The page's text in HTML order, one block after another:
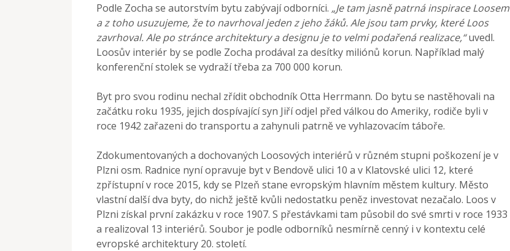
Podle Zocha se autorstvím bytu zabývají odborníci. „Je tam jasně patrná inspirace Loosem
a z toho usuzujeme, že to navrhoval jeden z jeho žáků. Ale jsou tam prvky, které Loos
zavrhoval. Ale po stránce architektury a designu je to velmi podařená realizace,“uvedl.
Loosův interiér by se podle Zocha prodával za desítky miliónů korun. Například malý
konferenční stolek se vydraží třeba za 700 000 korun.
Byt pro svou rodinu nechal zřídit obchodník Otta Herrmann. Do bytu se nastěhovali na
začátku roku 1935, jejich dospívající syn Jiří odjel před válkou do Ameriky, rodiče byli v
roce 1942 zařazeni do transportu a zahynuli patrně ve vyhlazovacím táboře.
Zdokumentovaných a dochovaných Loosových interiérů v různém stupni poškození je v
Plzni osm. Radnice nyní opravuje byt v Bendově ulici 10 a v Klatovské ulici 12, které
zpřístupní v roce 2015, kdy se Plzeň stane evropským hlavním městem kultury. Město
vlastní další dva byty, do nichž ještě kvůli nedostatku peněz investovat nezačalo. Loos v
Plzni získal první zakázku v roce 1907. S přestávkami tam působil do své smrti v roce 1933
a realizoval 13 interiérů. Soubor je podle odborníků nesmírně cenný i v kontextu celé
evropské architektury 20. století.